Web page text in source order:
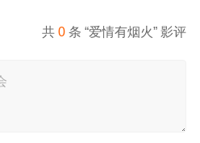
共0 条 “爱情有烟火” 影评